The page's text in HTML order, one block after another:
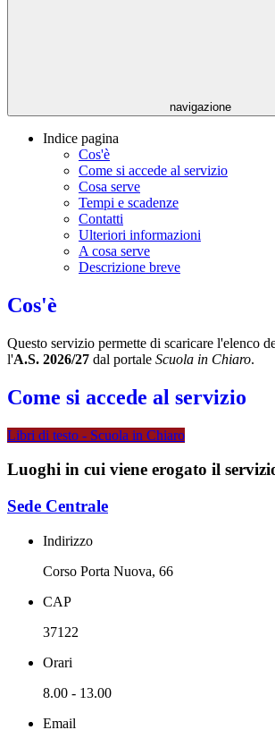
navigazione
Indice pagina
Cos'è
Come si accede al servizio
Cosa serve
Tempi e scadenze
Contatti
Ulteriori informazioni
A cosa serve
Descrizione breve
Cos'è
Questo servizio permette di scaricare l'elenco
l'A.S. 2026/27 dal portale Scuola in Chiaro.
Come si accede al servizio
Libri di testo - Scuola in Chiaro
Luoghi in cui viene erogato il
Sede Centrale
Indirizzo
Corso Porta Nuova, 66
CAP
37122
Orari
8.00 - 13.00
Email